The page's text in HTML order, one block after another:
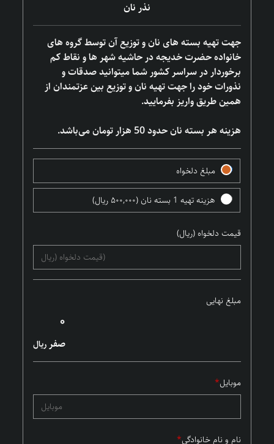
نذر نان
جهت تهیه بسته های نان و توزیع آن توسط گروه های
خانواده حضرت خدیجه در حاشیه شهر ها و نقاط کم
برخوردار در سراسر کشور شما میتوانید صدقات و
نذورات خود را جهت تهیه نان و توزیع بین عزتمندان از
همین طریق واریز بفرمایید.
هزینه هر بسته نان حدود 50 هزار تومان می‌باشد.
مبلغ دلخواه
هزینه تهیه 1 بسته نان (۵۰۰,۰۰۰ ریال)
قیمت دلخواه (ریال)
مبلغ نهایی
۰
صفرریال
موبایل*
نام و نام خانوادگی*